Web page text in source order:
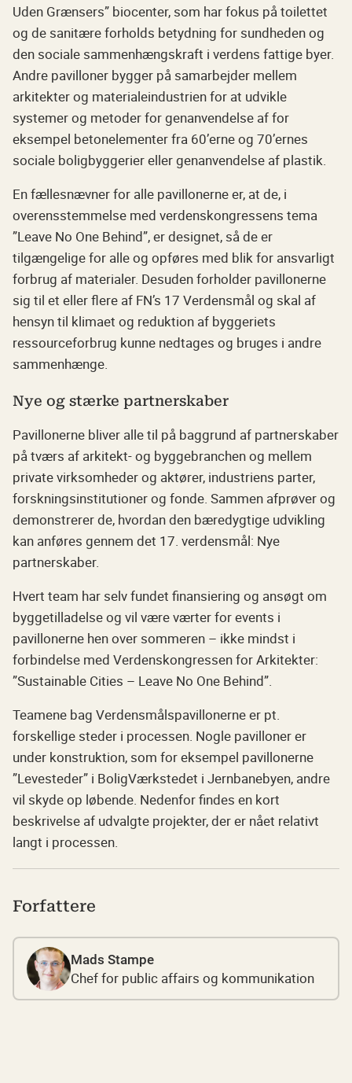
Uden Grænsers” biocenter, som har fokus på toilettet
og de sanitære forholds betydning for sundheden og
den sociale sammenhængskraft i verdens fattige byer.
Andre pavilloner bygger på samarbejder mellem
arkitekter og materialeindustrien for at udvikle
systemer og metoder for genanvendelse af for
eksempel betonelementer fra 60’erne og 70’ernes
sociale boligbyggerier eller genanvendelse af plastik.
En fællesnævner for alle pavillonerne er, at de, i
overensstemmelse med verdenskongressens tema
”Leave No One Behind”, er designet, så de er
tilgængelige for alle og opføres med blik for ansvarligt
forbrug af materialer. Desuden forholder pavillonerne
sig til et eller flere af FN’s 17 Verdensmål og skal af
hensyn til klimaet og reduktion af byggeriets
ressourceforbrug kunne nedtages og bruges i andre
sammenhænge.
Nye og stærke partnerskaber
Pavillonerne bliver alle til på baggrund af partnerskaber
på tværs af arkitekt- og byggebranchen og mellem
private virksomheder og aktører, industriens parter,
forskningsinstitutioner og fonde. Sammen afprøver og
demonstrerer de, hvordan den bæredygtige udvikling
kan anføres gennem det 17. verdensmål: Nye
partnerskaber.
Hvert team har selv fundet finansiering og ansøgt om
byggetilladelse og vil være værter for events i
pavillonerne hen over sommeren – ikke mindst i
forbindelse med Verdenskongressen for Arkitekter:
”Sustainable Cities – Leave No One Behind”.
Teamene bag Verdensmålspavillonerne er pt.
forskellige steder i processen. Nogle pavilloner er
under konstruktion, som for eksempel pavillonerne
”Levesteder” i BoligVærkstedet i Jernbanebyen, andre
vil skyde op løbende. Nedenfor findes en kort
beskrivelse af udvalgte projekter, der er nået relativt
langt i processen.
Forfattere
Mads Stampe
Chef for public affairs og kommunikation